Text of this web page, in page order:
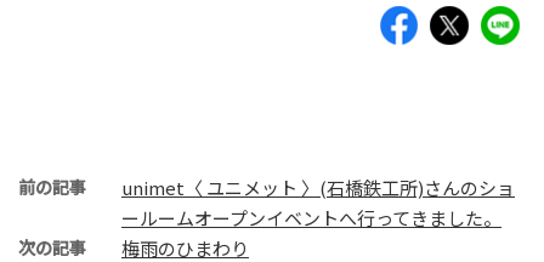
前の記事
unimet〈 ユニメット 〉(石橋鉄工所)さんのショ
ールームオープンイベントへ行ってきました。
次の記事 梅雨のひまわり